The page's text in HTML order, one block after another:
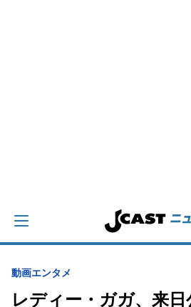
動画エンタメ
レディー・ガガ、来